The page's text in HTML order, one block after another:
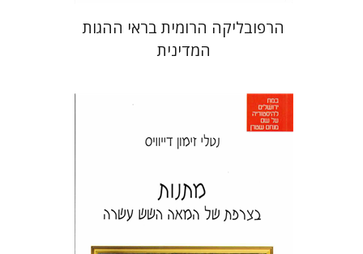
הרפובליקה הרומית בראי ההגות
המדינית
נטלי זימון דייוויס